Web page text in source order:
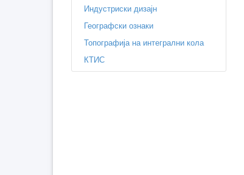
Индустриски дизајн
Географски ознаки
Топографија на интегрални кола
КТИС